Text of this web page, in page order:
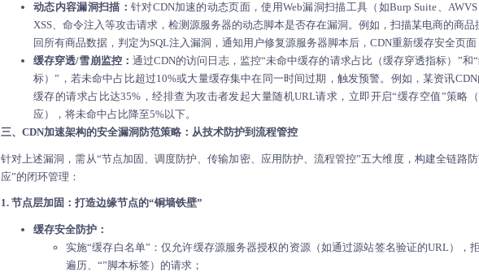
动态内容漏洞扫描： 针对CDN加速的动态页面，使用Web漏洞扫描工具（如Burp Suite、
XSS、命令注入等攻击请求，检测源服务器的动态脚本是否存在漏洞。例如，扫描某电商的商品
回所有商品数据，判定为SQL注入漏洞，通知用户修复源服务器脚本后，CDN重新缓存安全页面
缓存穿透/雪崩监控： 通过CDN的访问日志，监控“未命中缓存的请求占比（缓存穿透指标）”和
标）”，若未命中占比超过10%或大量缓存集中在同一时间过期，触发预警。例如，某资讯
缓存的请求占比达35%，经排查为攻击者发起大量随机URL请求，立即开启“缓存空值”策略
应），将未命中占比降至5%以下。
三、CDN加速架构的安全漏洞防范策略：从技术防护到流程管控
针对上述漏洞，需从“节点加固、调度防护、传输加密、应用防护、流程管控”五大维度，构建全链路
应”的闭环管理：
1. 节点层加固：打造边缘节点的“铜墙铁壁”
缓存安全防护：
实施“缓存白名单”：仅允许缓存源服务器授权的资源（如通过源站签名验证的URL），
遍历、“”脚本标签）的请求；